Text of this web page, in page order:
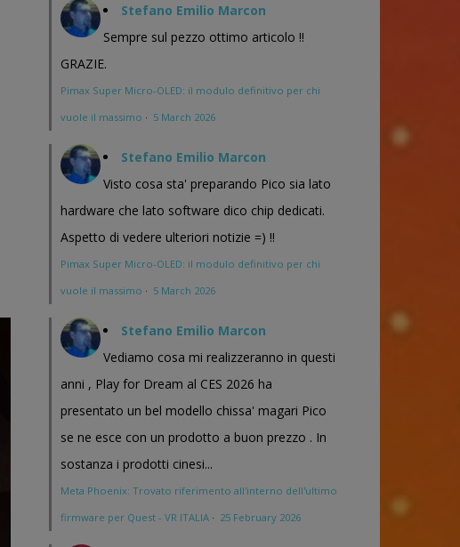
Stefano Emilio Marcon
Sempre sul pezzo ottimo articolo !!
GRAZIE.
Pimax Super Micro-OLED: il modulo definitivo per chi
vuole il massimo · 5 March 2026
Stefano Emilio Marcon
Visto cosa sta' preparando Pico sia lato
hardware che lato software dico chip dedicati.
Aspetto di vedere ulteriori notizie =) !!
Pimax Super Micro-OLED: il modulo definitivo per chi
vuole il massimo · 5 March 2026
Stefano Emilio Marcon
Vediamo cosa mi realizzeranno in questi
anni , Play for Dream al CES 2026 ha
presentato un bel modello chissa' magari Pico
se ne esce con un prodotto a buon prezzo . In
sostanza i prodotti cinesi...
Meta Phoenix: Trovato riferimento all'interno dell'ultimo
firmware per Quest - VR ITALIA · 25 February 2026